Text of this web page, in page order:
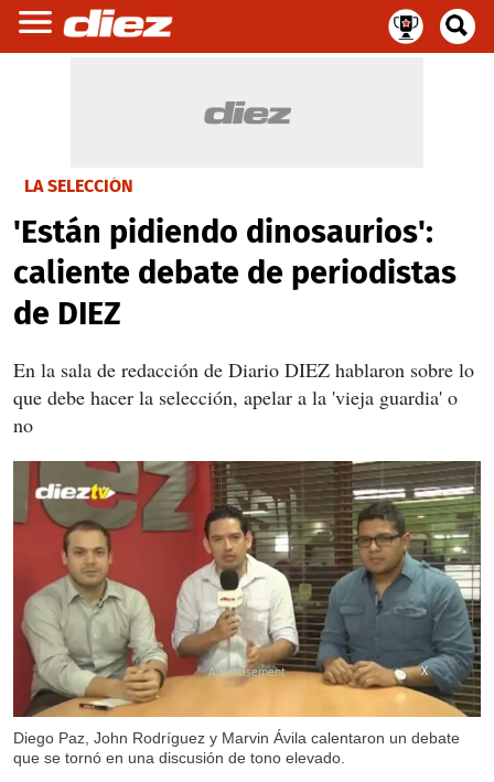
LA SELECCIÓN
'Están pidiendo dinosaurios':
caliente debate de periodistas
de DIEZ
En la sala de redacción de Diario DIEZ hablaron sobre lo
que debe hacer la selección, apelar a la 'vieja guardia' o
no
Diego Paz, John Rodríguez y Marvin Ávila calentaron un debate
que se tornó en una discusión de tono elevado.
X